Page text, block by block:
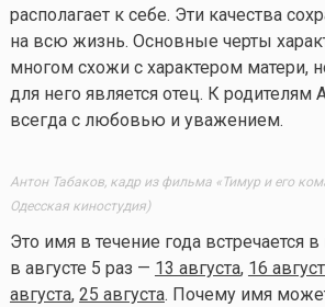
располагает к себе. Эти качества
на всю жизнь. Основные черты
многом схожи с характером матери,
для него является отец. К родителям
всегда с любовью и уважением.
Антон Табаков, кадр из фильма «Тимур и его
Одесская киностудия)
Это имя в течение года встречается
в августе 5 раз — 13 августа, 16
августа, 25 августа. Почему имя